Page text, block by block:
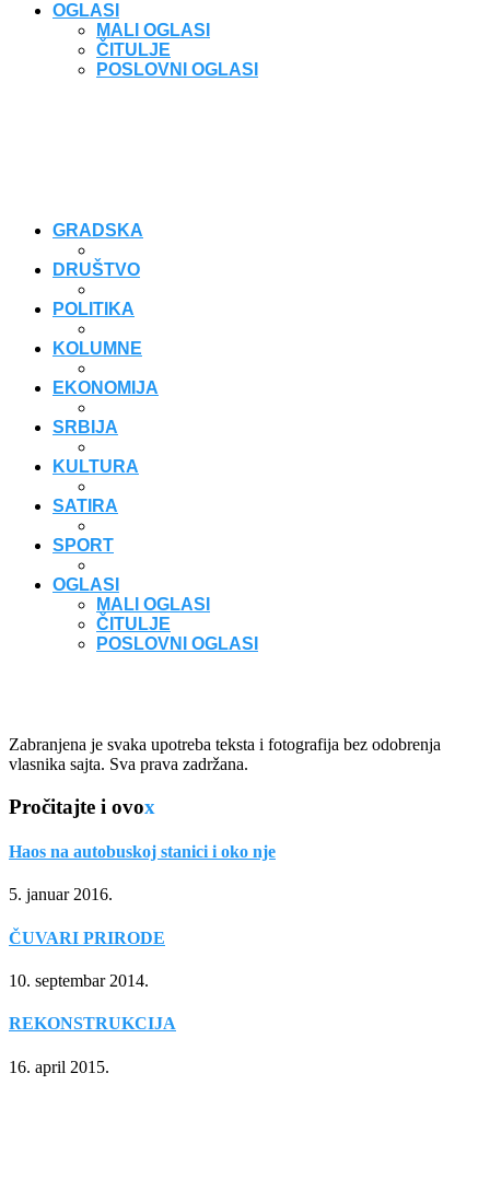
OGLASI
MALI OGLASI
ČITULJE
POSLOVNI OGLASI
GRADSKA
DRUŠTVO
POLITIKA
KOLUMNE
EKONOMIJA
SRBIJA
KULTURA
SATIRA
SPORT
OGLASI
MALI OGLASI
ČITULJE
POSLOVNI OGLASI
Zabranjena je svaka upotreba teksta i fotografija bez odobrenja
vlasnika sajta. Sva prava zadržana.
Pročitajte i ovox
Haos na autobuskoj stanici i oko nje
5. januar 2016.
ČUVARI PRIRODE
10. septembar 2014.
REKONSTRUKCIJA
16. april 2015.